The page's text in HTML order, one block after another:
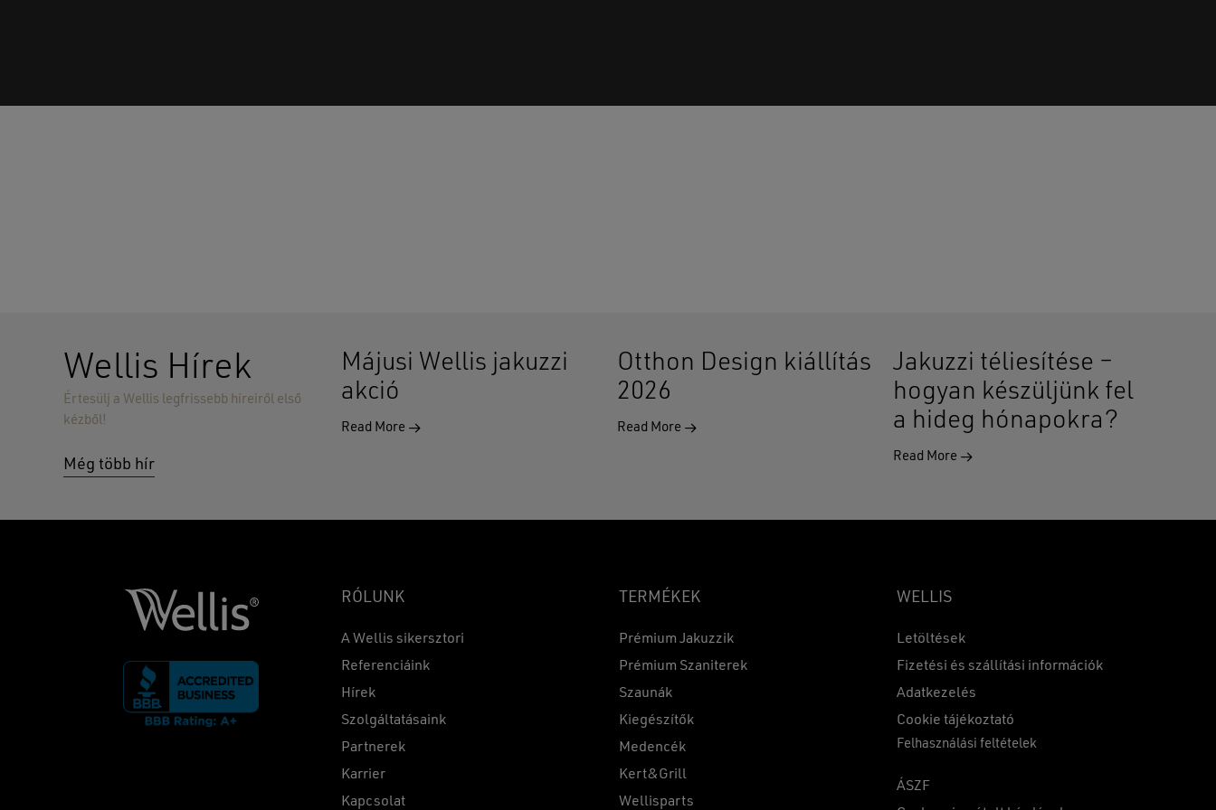
Wellis Hírek
Értesülj a Wellis legfrissebb híreiről első
kézből!
Még több hír
Májusi Wellis jakuzzi
akció
Read More
Otthon Design kiállítás
2026
Read More
Jakuzzi téliesítése –
hogyan készüljünk fel
a hideg hónapokra?
Read More
RÓLUNK
A Wellis sikersztori
Referenciáink
Hírek
Szolgáltatásaink
Partnerek
Karrier
Kapcsolat
TERMÉKEK
Prémium Jakuzzik
Prémium Szaniterek
Szaunák
Kiegészítők
Medencék
Kert&Grill
Wellisparts
WELLIS
Letöltések
Fizetési és szállítási információk
Adatkezelés
Cookie tájékoztató
Felhasználási feltételek
ÁSZF